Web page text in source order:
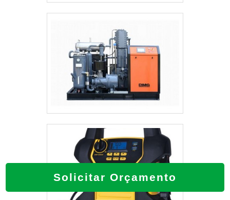
Solicitar Orçamento